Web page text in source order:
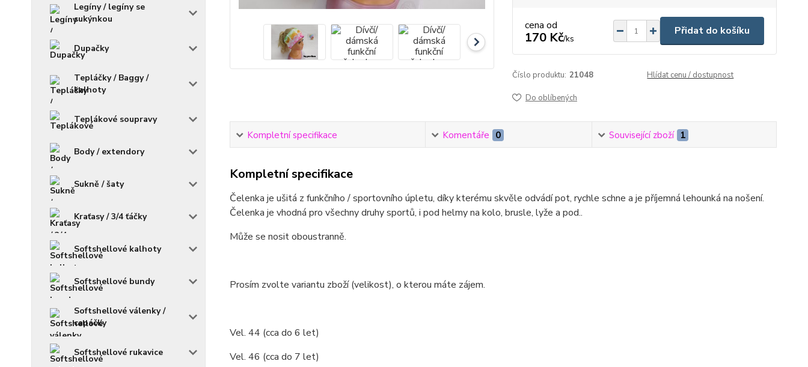
Legíny / legíny se
sukýnkou
Dupačky
Tepláčky / Baggy /
kalhoty
Teplákové soupravy
Body / extendory
Sukně / šaty
Kraťasy / 3/4 ťáčky
Softshellové kalhoty
Softshellové bundy
Softshellové válenky /
capáčky
Softshellové rukavice
cena od
170 Kč/ks
Přidat do košíku
Číslo produktu: 21048 Hlídat cenu / dostupnost
Do oblíbených
Kompletní specifikace Komentáře 0 Související zboží 1
Kompletní specifikace
Čelenka je ušitá z funkčního / sportovního úpletu, díky kterému skvěle odvádí pot, rychle schne a je příjemná lehounká na nošení.
Čelenka je vhodná pro všechny druhy sportů, i pod helmy na kolo, brusle, lyže a pod..
Může se nosit oboustranně.
Prosím zvolte variantu zboží (velikost), o kterou máte zájem.
Vel. 44 (cca do 6 let)
Vel. 46 (cca do 7 let)